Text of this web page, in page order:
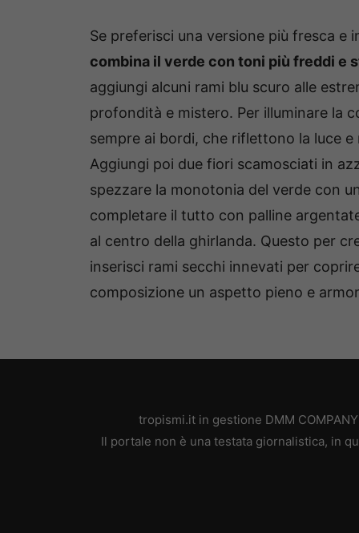
Se preferisci una versione più fresca e
combina il verde con toni più freddi e
aggiungi alcuni rami blu scuro alle
profondità e mistero. Per illuminare la
sempre ai bordi, che riflettono la luce e
Aggiungi poi due fiori scamosciati in
spezzare la monotonia del verde con
completare il tutto con palline
al centro della ghirlanda. Questo per
inserisci rami secchi innevati per
composizione un aspetto pieno e
tropismi.it in gestione DMM
Il portale non è una testata giornalistica, in